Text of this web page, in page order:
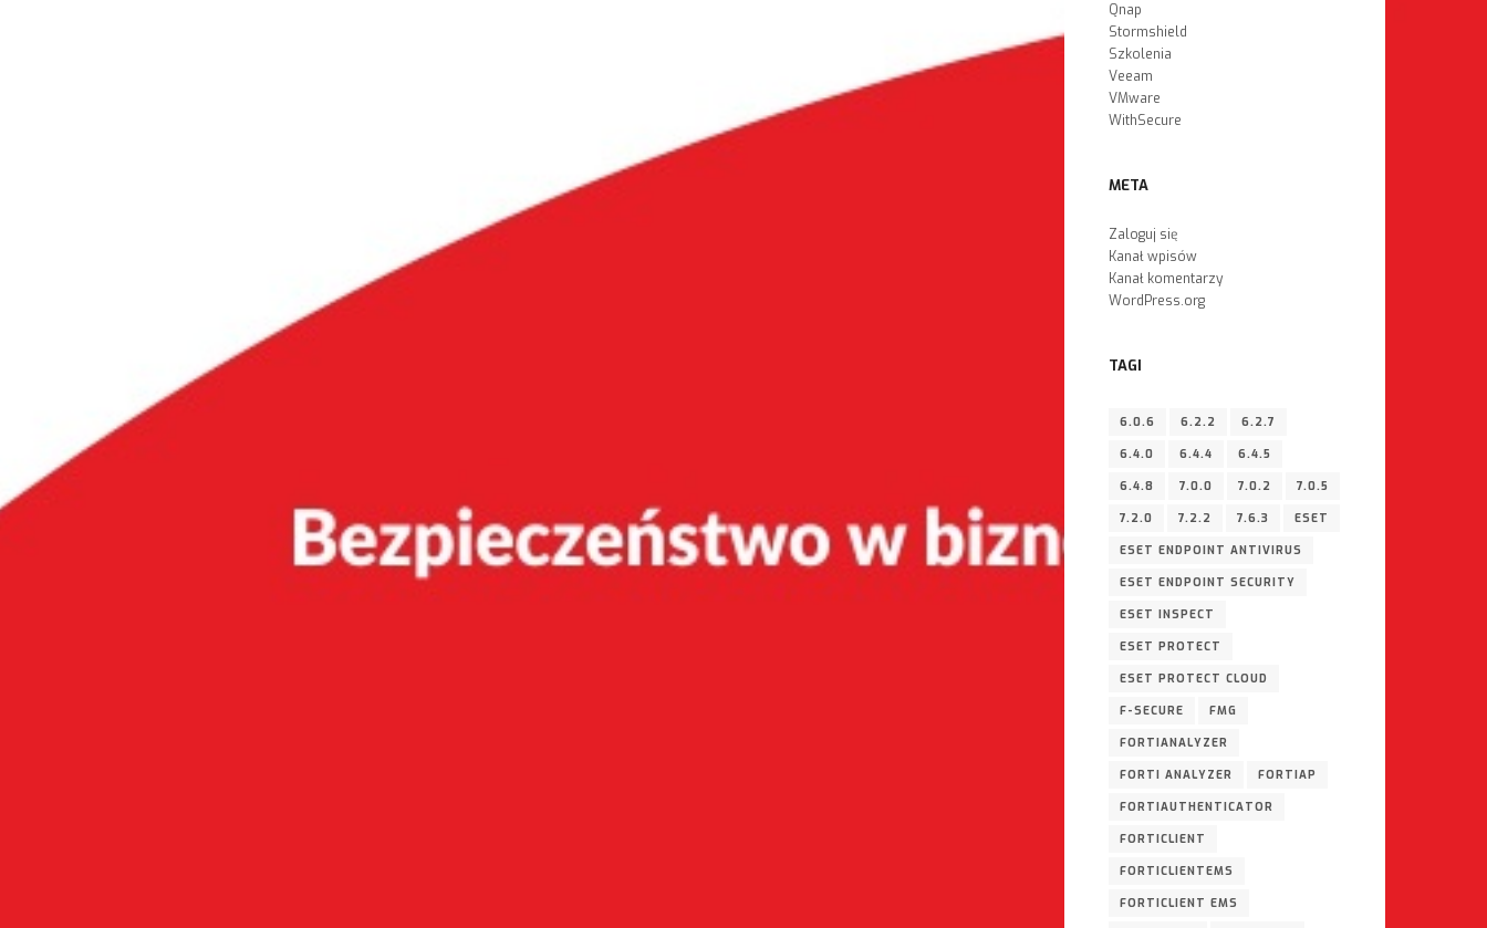
Qnap
Stormshield
Szkolenia
Veeam
VMware
WithSecure
META
Zaloguj się
Kanał wpisów
Kanał komentarzy
WordPress.org
TAGI
6.0.6 6.2.2 6.2.7
6.4.0 6.4.4 6.4.5
6.4.8 7.0.0 7.0.2 7.0.5
7.2.0 7.2.2 7.6.3 ESET
ESET ENDPOINT ANTIVIRUS
ESET ENDPOINT SECURITY
ESET INSPECT
ESET PROTECT
ESET PROTECT CLOUD
F-SECURE FMG
FORTIANALYZER
FORTI ANALYZER FORTIAP
FORTIAUTHENTICATOR
FORTICLIENT
FORTICLIENTEMS
FORTICLIENT EMS